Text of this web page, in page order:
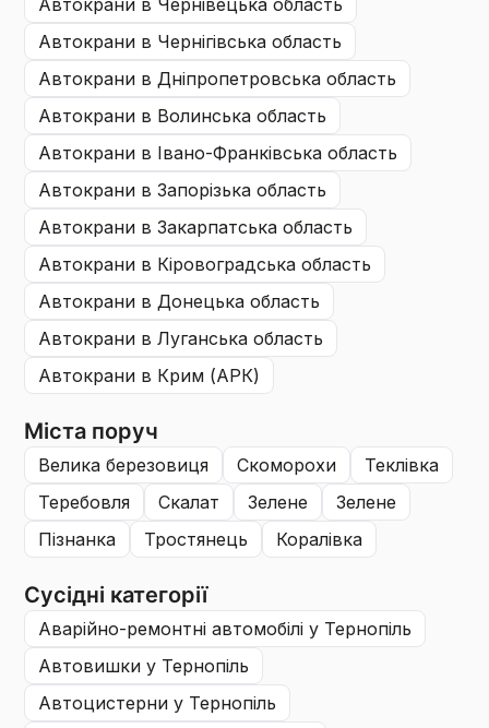
автокрани в Чернівецька область
автокрани в Чернігівська область
автокрани в Дніпропетровська область
автокрани в Волинська область
автокрани в Івано-Франківська область
автокрани в Запорізька область
автокрани в Закарпатська область
автокрани в Кіровоградська область
автокрани в Донецька область
автокрани в Луганська область
автокрани в Крим (АРК)
Міста поруч
велика березовиця скоморохи
теклівка
теребовля
скалат зелене
зелене
пізнанка
тростянець коралівка
Сусідні категорії
аварійно-ремонтні автомобілі у Тернопіль
автовишки у Тернопіль
автоцистерни у Тернопіль